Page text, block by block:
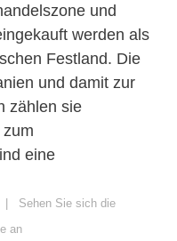
und
werden als
Festland. Die
und damit zur
zählen sie
eine
| Sehen Sie sich die
an